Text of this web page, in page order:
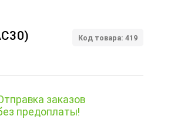
Код товара: 419
заказов
предоплаты!